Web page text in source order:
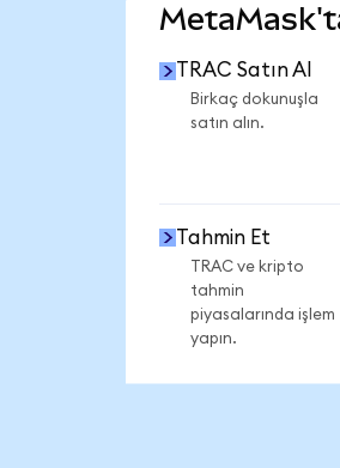
TRAC Satın Al
Birkaç dokunuşla
satın alın.
Tahmin Et
TRAC ve kripto
tahmin
piyasalarında işlem
yapın.